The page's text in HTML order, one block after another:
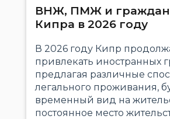
ВНЖ, ПМЖ и
Кипра в 2026 году
В 2026 году Кипр
привлекать иностранных
предлагая различные
легального проживания,
временный вид на
постоянное место